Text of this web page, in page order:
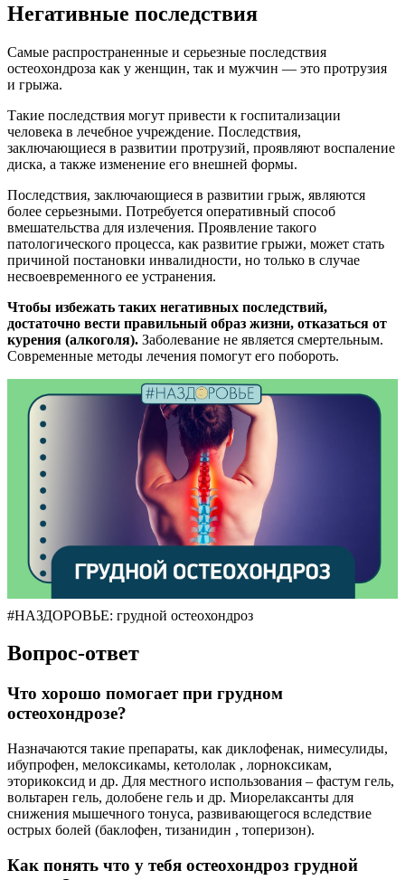
Негативные последствия
Самые распространенные и серьезные последствия
остеохондроза как у женщин, так и мужчин — это протрузия
и грыжа.
Такие последствия могут привести к госпитализации
человека в лечебное учреждение. Последствия,
заключающиеся в развитии протрузий, проявляют воспаление
диска, а также изменение его внешней формы.
Последствия, заключающиеся в развитии грыж, являются
более серьезными. Потребуется оперативный способ
вмешательства для излечения. Проявление такого
патологического процесса, как развитие грыжи, может стать
причиной постановки инвалидности, но только в случае
несвоевременного ее устранения.
Чтобы избежать таких негативных последствий,
достаточно вести правильный образ жизни, отказаться от
курения (алкоголя). Заболевание не является смертельным.
Современные методы лечения помогут его побороть.
#НАЗДОРОВЬЕ: грудной остеохондроз
Вопрос-ответ
Что хорошо помогает при грудном
остеохондрозе?
Назначаются такие препараты, как диклофенак, нимесулиды,
ибупрофен, мелоксикамы, кетололак , лорноксикам,
эторикоксид и др. Для местного использования – фастум гель,
вольтарен гель, долобене гель и др. Миорелаксанты для
снижения мышечного тонуса, развивающегося вследствие
острых болей (баклофен, тизанидин , топеризон).
Как понять что у тебя остеохондроз грудной